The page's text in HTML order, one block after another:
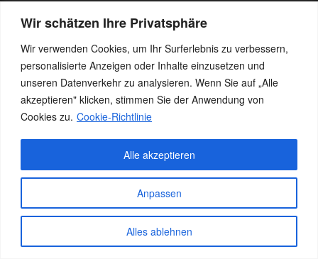
Wir schätzen Ihre Privatsphäre
Wir verwenden Cookies, um Ihr Surferlebnis zu verbessern,
personalisierte Anzeigen oder Inhalte einzusetzen und
unseren Datenverkehr zu analysieren. Wenn Sie auf „Alle
akzeptieren" klicken, stimmen Sie der Anwendung von
Cookies zu. Cookie-Richtlinie
Anpassen
Alles ablehnen
Alle akzeptieren
Lisa Do / Fr 10 – 18h
Teresa ab Die nach Absprache
Dieser Eintrag wurde von unter Allgemein
veröffentlicht. Setze
ein Lesezeichen für denPermalink.
Datenschutz Stolz präsentiert von WordPress